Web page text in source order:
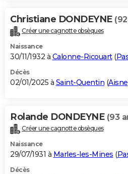
Christiane DONDEYNE
Créer une cagnotte obsèques
Naissance
30/11/1932 à Calonne-Ricouart(
Décès
02/01/2025 à Saint-Quentin (Aisne
Rolande DONDEYNE (93
Créer une cagnotte obsèques
Naissance
29/07/1931 à Marles-les-Mines (
Décès